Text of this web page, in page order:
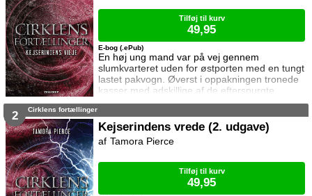
En høj ung mand var på vej gennem
slumkvarteret uden for østporten med en tungt
lastet pakvogn. Øverst i oppakningen tronede
kasser med adskillige af de efterspurgte
miniaturetræer. Trisana snappede efter vejret
adskillelse glæder Sandrilene sig meget til at
gense sine fostersøskende, men intet er ved
det gamle. Torn, Trisana og Daja har lukket af
E-bog (.ePub)
Tilføj til kurv
49,95
2 Cirklens fortællinger
Kejserindens vrede (2. udgave)
Tamora Pierce
Tilføj til kurv
49,95